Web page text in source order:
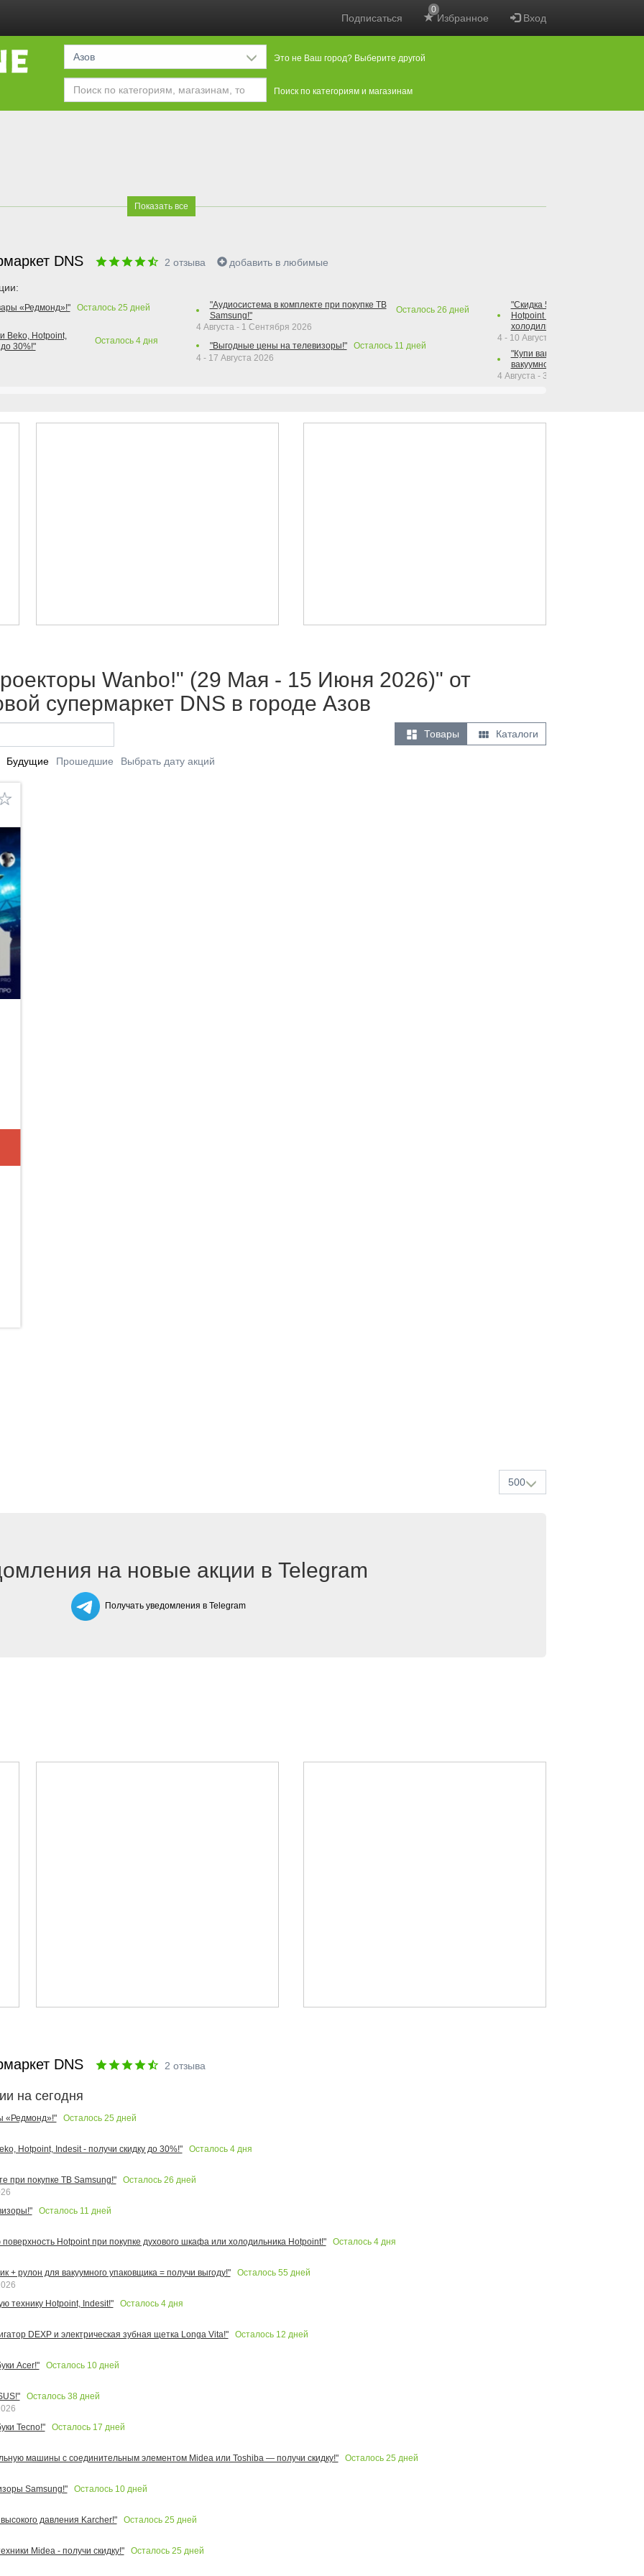
Подписаться Избранное
0
Вход
Азов Это не Ваш город? Выберите другой
Поиск по категориям и магазинам
Показать все
DNS 2 отзыва добавить в любимые
«Редмонд»!" Осталось 25 дней
Beko, Hotpoint,
30%!"
Осталось 4дня
"Аудиосистема в комплекте при покупке ТВ
Samsung!"
Осталось 26 дней
4 Августа - 1 Сентября 2026
"Выгодные цены на телевизоры!"
Осталось 11 дней
4 - 17 Августа 2026
"Скидка 50% на варочную
Hotpoint при покупке духового
холодильника Hotpoint!"
4 - 10 Августа 2026
"Купи вакуумный упаковщик +
вакуумного упаковщика =
4 Августа - 30 Сентября 2026
Wanbo!" (29 Мая - 15 Июня 2026)" от
супермаркет DNS в городе Азов
 Товары  Каталоги
Будущие Прошедшие Выбрать дату акций
500
на новые акции в Telegram
Получать уведомления в Telegram
DNS 2 отзыва
на сегодня
«Редмонд»!" Осталось 25 дней
Hotpoint, Indesit - получи скидку до 30%!" Осталось 4дня
при покупке ТВ Samsung!" Осталось 26 дней
Осталось 11 дней
Hotpoint при покупке духового шкафа или холодильника Hotpoint!" Осталось 4дня
+ рулон для вакуумного упаковщика = получи выгоду!" Осталось 55 дней
технику Hotpoint, Indesit!"
Осталось 4дня
DEXP и электрическая зубная щетка Longa Vita!" Осталось 12 дней
Acer!" Осталось 10дней
Осталось 38дней
Tecno!"
Осталось 17 дней
машины с соединительным элементом Midea или Toshiba — получи скидку!" Осталось 25 дней
Samsung!" Осталось 10дней
давления Karcher!" Осталось 25 дней
Midea - получи скидку!" Осталось 25 дней